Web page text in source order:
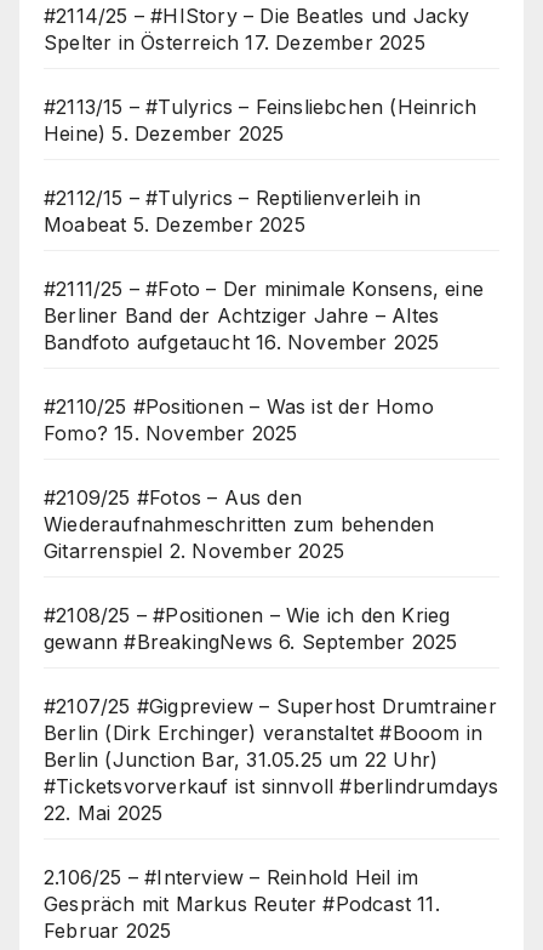
#2114/25 – #HIStory – Die Beatles und Jacky
Spelter in Österreich 17. Dezember 2025
#2113/15 – #Tulyrics – Feinsliebchen (Heinrich
Heine) 5. Dezember 2025
#2112/15 – #Tulyrics – Reptilienverleih in
Moabeat 5. Dezember 2025
#2111/25 – #Foto – Der minimale Konsens, eine
Berliner Band der Achtziger Jahre – Altes
Bandfoto aufgetaucht 16. November 2025
#2110/25 #Positionen – Was ist der Homo
Fomo? 15. November 2025
#2109/25 #Fotos – Aus den
Wiederaufnahmeschritten zum behenden
Gitarrenspiel 2. November 2025
#2108/25 – #Positionen – Wie ich den Krieg
gewann #BreakingNews 6. September 2025
#2107/25 #Gigpreview – Superhost Drumtrainer
Berlin (Dirk Erchinger) veranstaltet #Booom in
Berlin (Junction Bar, 31.05.25 um 22 Uhr)
#Ticketsvorverkauf ist sinnvoll #berlindrumdays
22. Mai 2025
2.106/25 – #Interview – Reinhold Heil im
Gespräch mit Markus Reuter #Podcast 11.
Februar 2025